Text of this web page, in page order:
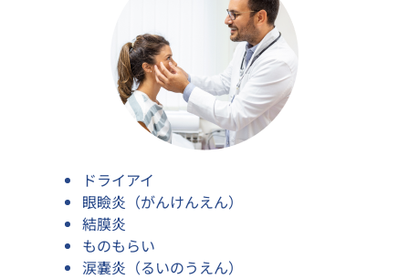
ドライアイ
眼瞼炎（がんけんえん）
結膜炎
ものもらい
涙嚢炎（るいのうえん）